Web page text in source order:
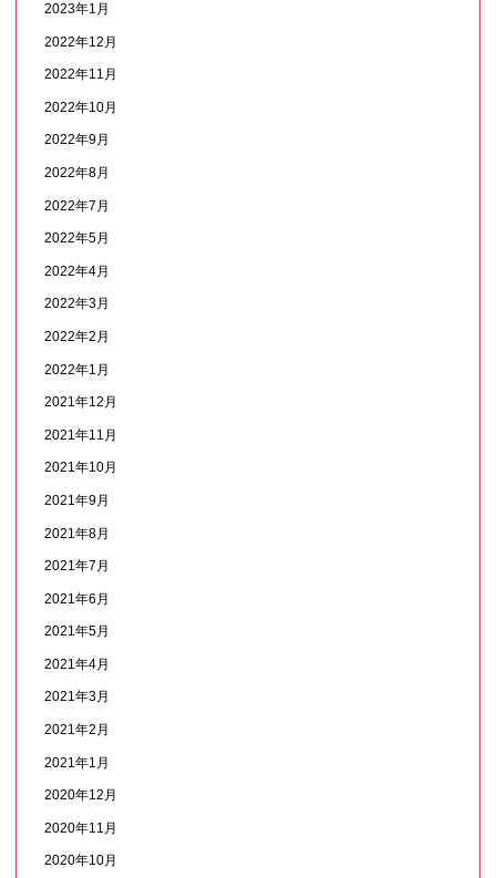
2023年1月
2022年12月
2022年11月
2022年10月
2022年9月
2022年8月
2022年7月
2022年5月
2022年4月
2022年3月
2022年2月
2022年1月
2021年12月
2021年11月
2021年10月
2021年9月
2021年8月
2021年7月
2021年6月
2021年5月
2021年4月
2021年3月
2021年2月
2021年1月
2020年12月
2020年11月
2020年10月